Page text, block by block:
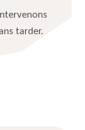
tarder.